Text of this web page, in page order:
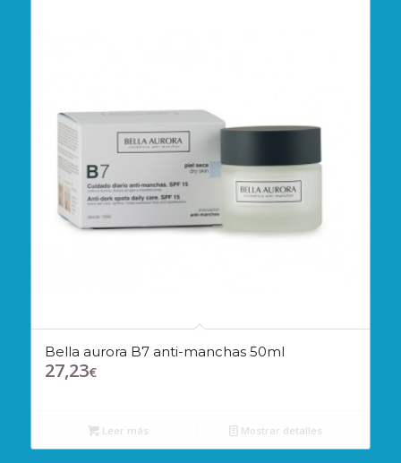
Bella aurora B7 anti-manchas 50ml
27,23€
Leer más Mostrar detalles